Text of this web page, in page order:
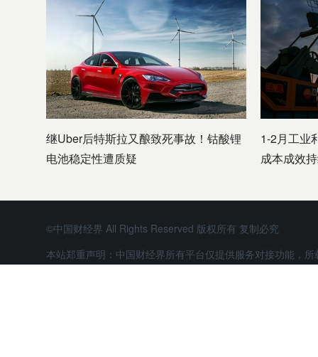
继Uber后特斯拉又酿致死事故！钴酸锂
电池稳定性遭质疑
1-2月工业
成本成效
©中国财经界 All Rights Reserved 版权所有 复制必究
本站郑重声明：中国财经界所有平台仅提供服务对接功能，